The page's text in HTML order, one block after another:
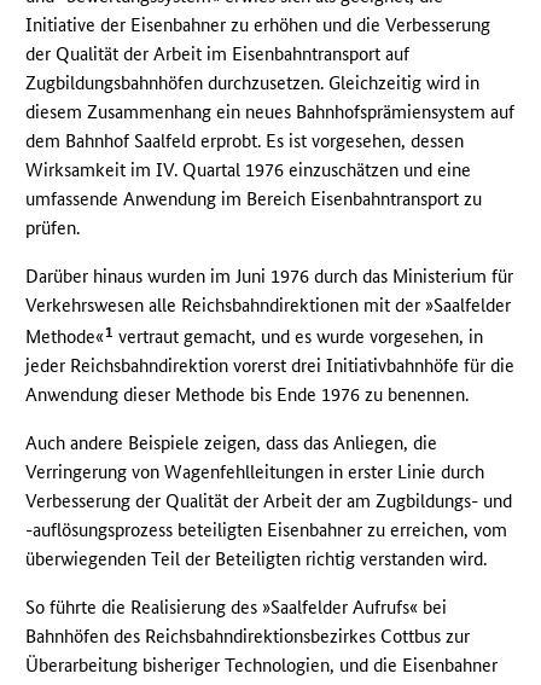
Initiative der Eisenbahner zu erhöhen und die Verbesserung
der Qualität der Arbeit im Eisenbahntransport auf
Zugbildungsbahnhöfen durchzusetzen. Gleichzeitig wird in
diesem Zusammenhang ein neues Bahnhofsprämiensystem auf
dem Bahnhof Saalfeld erprobt. Es ist vorgesehen, dessen
Wirksamkeit im IV. Quartal 1976 einzuschätzen und eine
umfassende Anwendung im Bereich Eisenbahntransport zu
prüfen.
Darüber hinaus wurden im Juni 1976 durch das Ministerium für
Verkehrswesen alle Reichsbahndirektionen mit der »Saalfelder
Methode«1 vertraut gemacht, und es wurde vorgesehen, in
jeder Reichsbahndirektion vorerst drei Initiativbahnhöfe für die
Anwendung dieser Methode bis Ende 1976 zu benennen.
Auch andere Beispiele zeigen, dass das Anliegen, die
Verringerung von Wagenfehlleitungen in erster Linie durch
Verbesserung der Qualität der Arbeit der am Zugbildungs- und
-auflösungsprozess beteiligten Eisenbahner zu erreichen, vom
überwiegenden Teil der Beteiligten richtig verstanden wird.
So führte die Realisierung des »Saalfelder Aufrufs« bei
Bahnhöfen des Reichsbahndirektionsbezirkes Cottbus zur
Überarbeitung bisheriger Technologien, und die Eisenbahner